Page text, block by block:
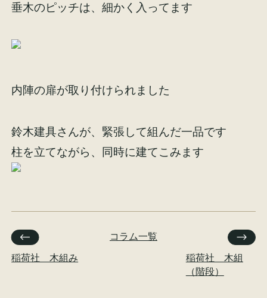
垂木のピッチは、細かく入ってます
内陣の扉が取り付けられました
鈴木建具さんが、緊張して組んだ一品です
柱を立てながら、同時に建てこみます
稲荷社 木組み
コラム一覧
稲荷社 木組
（階段）